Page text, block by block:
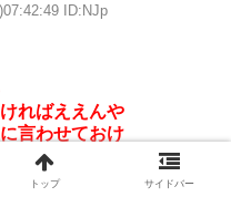
ID:NJp
ればええんや
言わせておけ
トップ サイドバー